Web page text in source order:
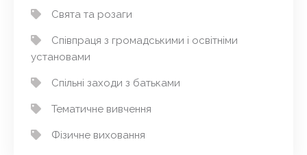
Свята та розаги
Співпраця з громадськими і освітніми
установами
Спільні заходи з батьками
Тематичне вивчення
Фізичне виховання